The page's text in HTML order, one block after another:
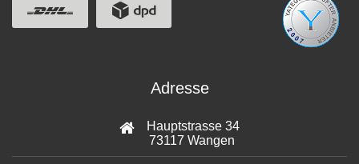
Adresse
Hauptstrasse 34
73117 Wangen